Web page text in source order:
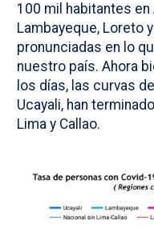
100 mil habitantes en
Lambayeque, Loreto
pronunciadas en lo
nuestro país. Ahora
los días, las curvas
Ucayali, han
Lima y Callao.